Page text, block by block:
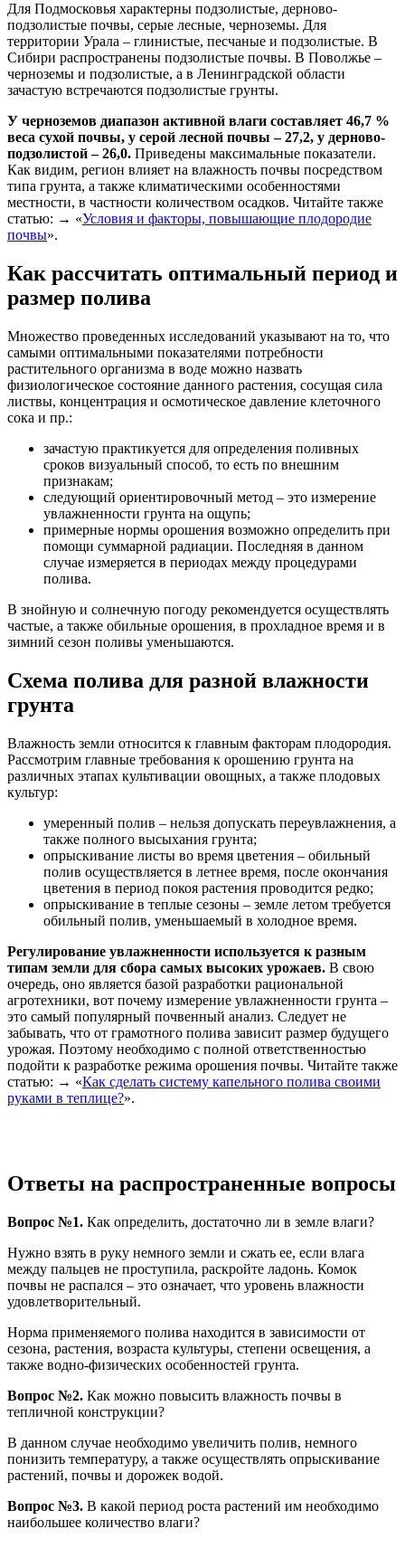
Для Подмосковья характерны подзолистые, дерново-
подзолистые почвы, серые лесные, черноземы. Для
территории Урала – глинистые, песчаные и подзолистые. В
Сибири распространены подзолистые почвы. В Поволжье –
черноземы и подзолистые, а в Ленинградской области
зачастую встречаются подзолистые грунты.
У черноземов диапазон активной влаги составляет 46,7 %
веса сухой почвы, у серой лесной почвы – 27,2, у дерново-
подзолистой – 26,0. Приведены максимальные показатели.
Как видим, регион влияет на влажность почвы посредством
типа грунта, а также климатическими особенностями
местности, в частности количеством осадков. Читайте также
статью: → «Условия и факторы, повышающие плодородие
почвы».
Как рассчитать оптимальный период и
размер полива
Множество проведенных исследований указывают на то, что
самыми оптимальными показателями потребности
растительного организма в воде можно назвать
физиологическое состояние данного растения, сосущая сила
листвы, концентрация и осмотическое давление клеточного
сока и пр.:
зачастую практикуется для определения поливных
сроков визуальный способ, то есть по внешним
признакам;
следующий ориентировочный метод – это измерение
увлажненности грунта на ощупь;
примерные нормы орошения возможно определить при
помощи суммарной радиации. Последняя в данном
случае измеряется в периодах между процедурами
полива.
В знойную и солнечную погоду рекомендуется осуществлять
частые, а также обильные орошения, в прохладное время и в
зимний сезон поливы уменьшаются.
Схема полива для разной влажности
грунта
Влажность земли относится к главным факторам плодородия.
Рассмотрим главные требования к орошению грунта на
различных этапах культивации овощных, а также плодовых
культур:
умеренный полив – нельзя допускать переувлажнения, а
также полного высыхания грунта;
опрыскивание листы во время цветения – обильный
полив осуществляется в летнее время, после окончания
цветения в период покоя растения проводится редко;
опрыскивание в теплые сезоны – земле летом требуется
обильный полив, уменьшаемый в холодное время.
Регулирование увлажненности используется к разным
типам земли для сбора самых высоких урожаев. В свою
очередь, оно является базой разработки рациональной
агротехники, вот почему измерение увлажненности грунта –
это самый популярный почвенный анализ. Следует не
забывать, что от грамотного полива зависит размер будущего
урожая. Поэтому необходимо с полной ответственностью
подойти к разработке режима орошения почвы. Читайте также
статью: → «Как сделать систему капельного полива своими
руками в теплице?».
Ответы на распространенные вопросы
Вопрос №1. Как определить, достаточно ли в земле влаги?
Нужно взять в руку немного земли и сжать ее, если влага
между пальцев не проступила, раскройте ладонь. Комок
почвы не распался – это означает, что уровень влажности
удовлетворительный.
Норма применяемого полива находится в зависимости от
сезона, растения, возраста культуры, степени освещения, а
также водно-физических особенностей грунта.
Вопрос №2. Как можно повысить влажность почвы в
тепличной конструкции?
В данном случае необходимо увеличить полив, немного
понизить температуру, а также осуществлять опрыскивание
растений, почвы и дорожек водой.
Вопрос №3. В какой период роста растений им необходимо
наибольшее количество влаги?